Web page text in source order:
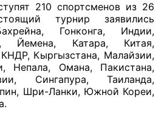
210 спортсменов из 26
турнир заявились
Гонконга, Индии,
Йемена, Катара, Китая,
КНДР, Кыргызстана, Малайзии,
Непала, Омана, Пакистана,
Сингапура, Таиланда,
Шри-Ланки, Южной Кореи,